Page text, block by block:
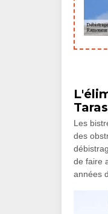
Les
des
de faire
années